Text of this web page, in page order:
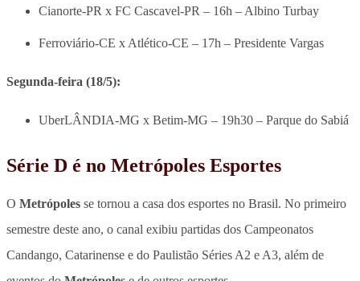
Cianorte-PR x FC Cascavel-PR – 16h – Albino Turbay
Ferroviário-CE x Atlético-CE – 17h – Presidente Vargas
Segunda-feira (18/5):
UberLÂNDIA-MG x Betim-MG – 19h30 – Parque do Sabiá
Série D é no Metrópoles Esportes
O Metrópoles se tornou a casa dos esportes no Brasil. No primeiro
semestre deste ano, o canal exibiu partidas dos Campeonatos
Candango, Catarinense e do Paulistão Séries A2 e A3, além de